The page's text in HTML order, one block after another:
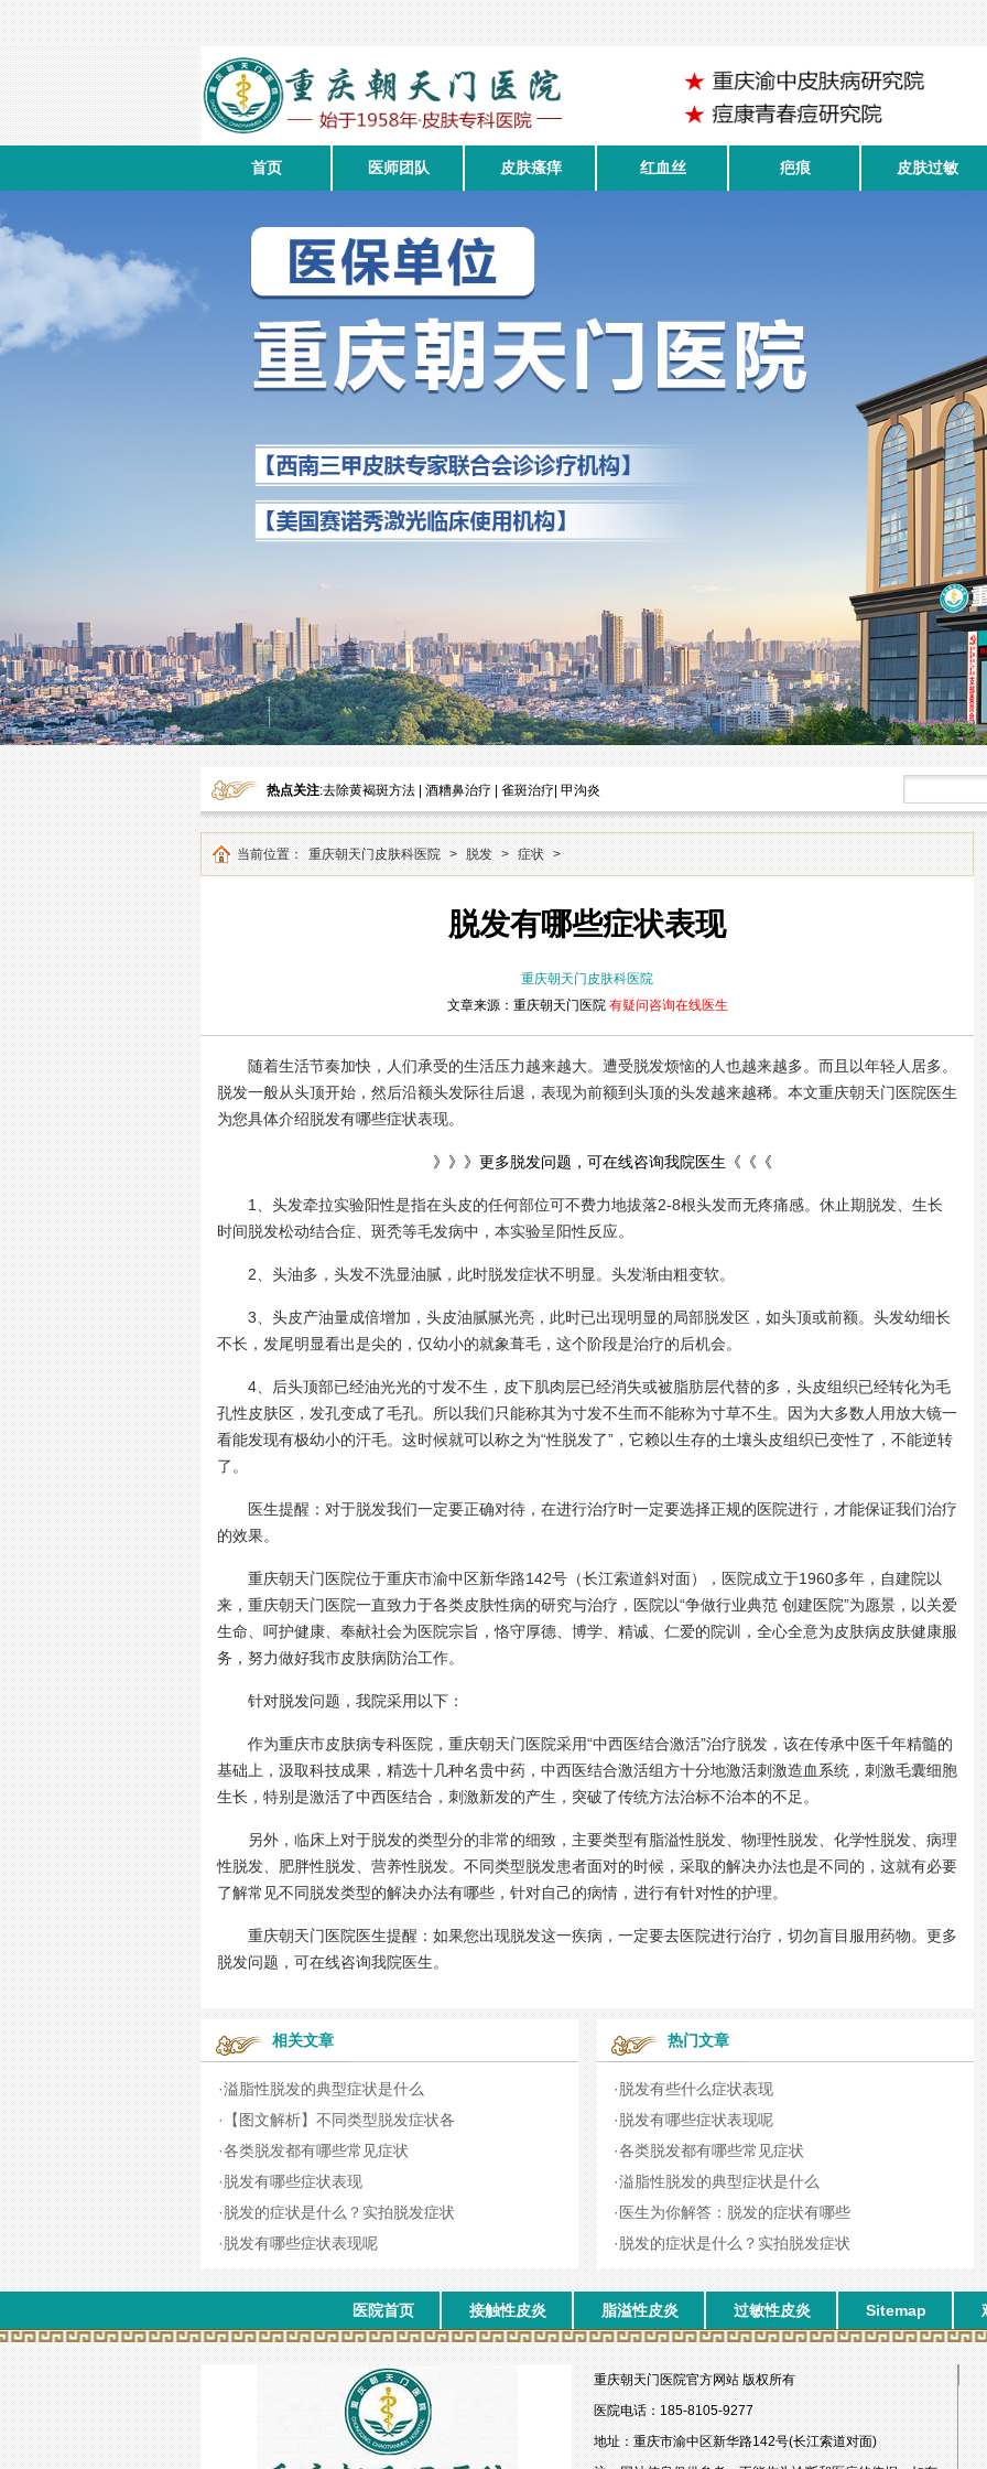
首页 医师团队 皮肤瘙痒 红血丝 疤痕 皮肤过敏
热点关注:去除黄褐斑方法 | 酒糟鼻治疗 | 雀斑治疗| 甲沟炎
当前位置： 重庆朝天门皮肤科医院 > 脱发 > 症状 >
脱发有哪些症状表现
重庆朝天门皮肤科医院
文章来源：重庆朝天门医院 有疑问咨询在线医生
随着生活节奏加快，人们承受的生活压力越来越大。遭受脱发烦恼的人也越来越多。而且以年轻人居多。
脱发一般从头顶开始，然后沿额头发际往后退，表现为前额到头顶的头发越来越稀。本文重庆朝天门医院医生
为您具体介绍脱发有哪些症状表现。
》》》更多脱发问题，可在线咨询我院医生《《《
1、头发牵拉实验阳性是指在头皮的任何部位可不费力地拔落2-8根头发而无疼痛感。休止期脱发、生长
时间脱发松动结合症、斑秃等毛发病中，本实验呈阳性反应。
2、头油多，头发不洗显油腻，此时脱发症状不明显。头发渐由粗变软。
3、头皮产油量成倍增加，头皮油腻腻光亮，此时已出现明显的局部脱发区，如头顶或前额。头发幼细长
不长，发尾明显看出是尖的，仅幼小的就象葺毛，这个阶段是治疗的后机会。
4、后头顶部已经油光光的寸发不生，皮下肌肉层已经消失或被脂肪层代替的多，头皮组织已经转化为毛
孔性皮肤区，发孔变成了毛孔。所以我们只能称其为寸发不生而不能称为寸草不生。因为大多数人用放大镜一
看能发现有极幼小的汗毛。这时候就可以称之为“性脱发了”，它赖以生存的土壤头皮组织已变性了，不能逆转
了。
医生提醒： 对于脱发我们一定要正确对待，在进行治疗时一定要选择正规的医院进行，才能保证我们治疗
的效果。
重庆朝天门医院位于重庆市渝中区新华路142号（长江索道斜对面），医院成立于1960多年，自建院以
来，重庆朝天门医院一直致力于各类皮肤性病的研究与治疗，医院以“争做行业典范 创建医院”为愿景，以关爱
生命、呵护健康、奉献社会为医院宗旨，恪守厚德、博学、精诚、仁爱的院训，全心全意为皮肤病皮肤健康服
务，努力做好我市皮肤病防治工作。
针对脱发问题，我院采用以下：
作为重庆市皮肤病专科医院，重庆朝天门医院采用“中西医结合激活”治疗脱发，该在传承中医千年精髓的
基础上，汲取科技成果，精选十几种名贵中药，中西医结合激活组方十分地激活刺激造血系统，刺激毛囊细胞
生长，特别是激活了中西医结合，刺激新发的产生，突破了传统方法治标不治本的不足。
另外，临床上对于脱发的类型分的非常的细致，主要类型有脂溢性脱发、物理性脱发、化学性脱发、病理
性脱发、肥胖性脱发、营养性脱发。不同类型脱发患者面对的时候，采取的解决办法也是不同的，这就有必要
了解常见不同脱发类型的解决办法有哪些，针对自己的病情，进行有针对性的护理。
重庆朝天门医院医生提醒： 如果您出现脱发这一疾病，一定要去医院进行治疗，切勿盲目服用药物。更多
脱发问题，可在线咨询我院医生。
相关文章
·溢脂性脱发的典型症状是什么
·
【图文解析】不同类型脱发症状各
·各类脱发都有哪些常见症状
·脱发有哪些症状表现
·脱发的症状是什么？实拍脱发症状
·脱发有哪些症状表现呢
热门文章
·脱发有些什么症状表现
·脱发有哪些症状表现呢
·各类脱发都有哪些常见症状
·溢脂性脱发的典型症状是什么
·医生为你解答：脱发的症状有哪些
·脱发的症状是什么？实拍脱发症状
医院首页 接触性皮炎 脂溢性皮炎 过敏性皮炎 Sitemap
重庆朝天门医院官方网站 版权所有
医院电话：185-8105-9277
地址：重庆市渝中区新华路142号(长江索道对面)